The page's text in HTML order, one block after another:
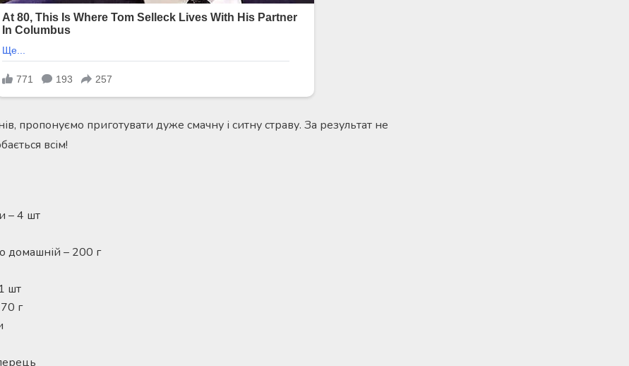
пропонуємо приготувати дуже смачну і ситну страву. За результат не
всім!
– 4 шт
домашній – 200 г
шт
г